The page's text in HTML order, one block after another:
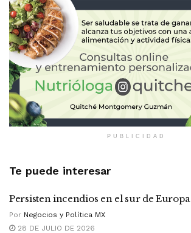
PUBLICIDAD
Te puede interesar
Persisten incendios en el sur de Europa
Por Negocios y Política MX
28 DE JULIO DE 2026